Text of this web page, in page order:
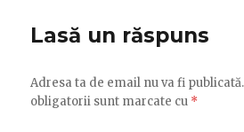
Lasă un răspuns
Adresa ta de email nu va fi publicată.
obligatorii sunt marcate cu *